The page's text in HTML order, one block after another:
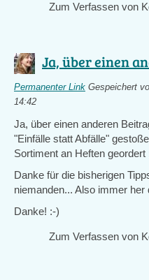
external)Zum Verfassen von
Ja, über einen
Permanenter Link Gespeichert
14:42
Ja, über einen anderen
"Einfälle statt Abfälle"
Sortiment an Heften geordert
Danke für die bisherigen
niemanden... Also immer her
Danke! :-)
Zum Verfassen von